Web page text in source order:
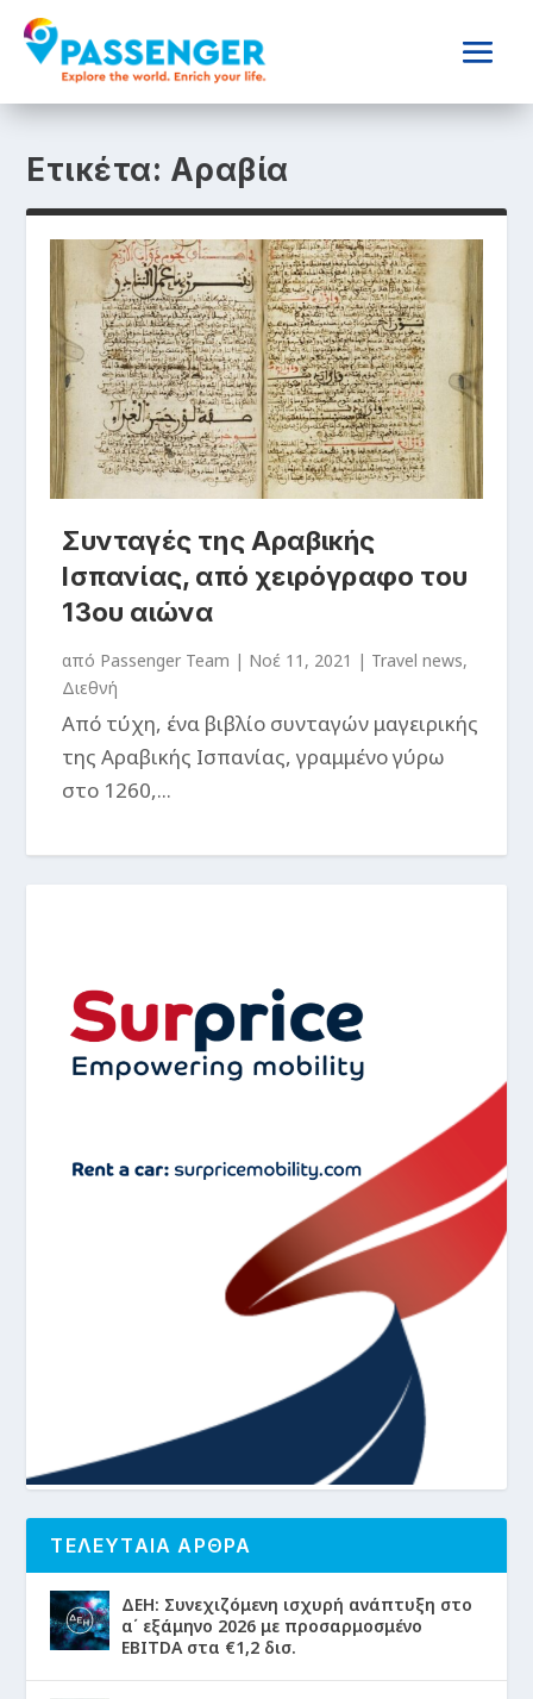
Ετικέτα: Αραβία
Συνταγές της Αραβικής
Ισπανίας, από χειρόγραφο του
13ου αιώνα
από Passenger Team | Νοέ 11, 2021 | Travel news,
Διεθνή
Από τύχη, ένα βιβλίο συνταγών μαγειρικής
της Αραβικής Ισπανίας, γραμμένο γύρω
στο 1260,...
ΤΕΛΕΥΤΑΙΑ ΑΡΘΡΑ
ΔΕΗ: Συνεχιζόμενη ισχυρή ανάπτυξη στο
α΄ εξάμηνο 2026 με προσαρμοσμένο
EBITDA στα €1,2 δισ.